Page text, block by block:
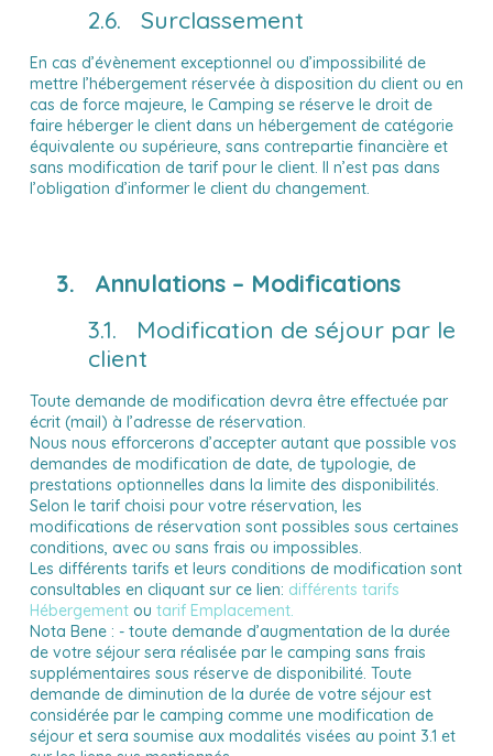
2.6. Surclassement
En cas d’évènement exceptionnel ou d’impossibilité de
mettre l’hébergement réservée à disposition du client ou en
cas de force majeure, le Camping se réserve le droit de
faire héberger le client dans un hébergement de catégorie
équivalente ou supérieure, sans contrepartie financière et
sans modification de tarif pour le client. Il n’est pas dans
l’obligation d’informer le client du changement.
3. Annulations – Modifications
3.1. Modification de séjour par le
client
Toute demande de modification devra être effectuée par
écrit (mail) à l’adresse de réservation.
Nous nous efforcerons d’accepter autant que possible vos
demandes de modification de date, de typologie, de
prestations optionnelles dans la limite des disponibilités.
Selon le tarif choisi pour votre réservation, les
modifications de réservation sont possibles sous certaines
conditions, avec ou sans frais ou impossibles.
Les différents tarifs et leurs conditions de modification sont
consultables en cliquant sur ce lien: différents tarifs
Hébergementou tarif Emplacement.
Nota Bene : - toute demande d’augmentation de la durée
de votre séjour sera réalisée par le camping sans frais
supplémentaires sous réserve de disponibilité. Toute
demande de diminution de la durée de votre séjour est
considérée par le camping comme une modification de
séjour et sera soumise aux modalités visées au point 3.1 et